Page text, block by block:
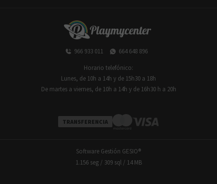
966 933 011 664 648 896
Horario telefónico:
Lunes, de 10h a 14h y de 15h30 a 18h
De martes a viernes, de 10h a 14h y de 16h30 h a 20h
TRANSFERENCIA
Software Gestión GESIO®
1.156 seg / 309 sql/ 14 MB